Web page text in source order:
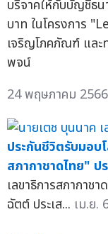
บริจาคให้กับบัญชีธ
บาท ในโครงการ
เจริญโภคภัณฑ์ และ
พจน์
24 พฤษภาคม
ประกันชีวิตรับมอบ
สภากาชาดไทย" ป
เลขาธิการสภากา
ฉัตต์ ประเส... เม.ย.